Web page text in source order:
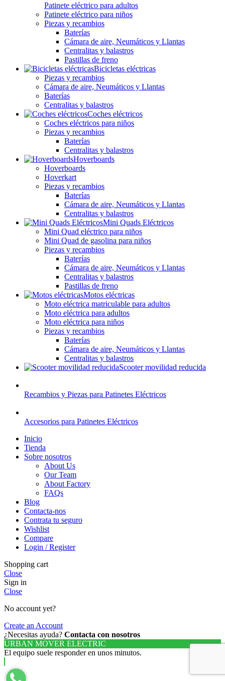
Patinete eléctrico para adultos
Patinete eléctrico para niños
Piezas y recambios
Baterías
Cámara de aire, Neumáticos y Llantas
Centralitas y balastros
Pastillas de freno
Bicicletas eléctricas
Piezas y recambios
Cámara de aire, Neumáticos y Llantas
Baterías
Centralitas y balastros
Coches eléctricos
Coches eléctricos para niños
Piezas y recambios
Baterías
Centralitas y balastros
Hoverboards
Hoverboards
Hoverkart
Piezas y recambios
Baterías
Cámara de aire, Neumáticos y Llantas
Centralitas y balastros
Mini Quads Eléctricos
Mini Quad eléctrico para niños
Mini Quad de gasolina para niños
Piezas y recambios
Baterías
Cámara de aire, Neumáticos y Llantas
Centralitas y balastros
Pastillas de freno
Motos eléctricas
Moto eléctrica matriculable para adultos
Moto eléctrica para adultos
Moto eléctrica para niños
Piezas y recambios
Baterías
Cámara de aire, Neumáticos y Llantas
Centralitas y balastros
Scooter movilidad reducida
Recambios y Piezas para Patinetes Eléctricos
Accesorios para Patinetes Eléctricos
Inicio
Tienda
Sobre nosotros
About Us
Our Team
About Factory
FAQs
Blog
Contacta-nos
Contrata tu seguro
Wishlist
Compare
Login / Register
Shopping cart
Close
Sign in
Close
No account yet?
Create an Account
¿Necesitas ayuda? Contacta con nosotros
URBAN MOVER ELECTRIC
El equipo suele responder en unos minutos.